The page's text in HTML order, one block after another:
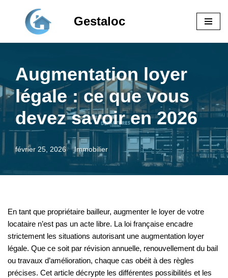
Gestaloc
Augmentation loyer
légale : ce que vous
devez savoir en 2026
février 25, 2026 Immobilier
En tant que propriétaire bailleur, augmenter le loyer de votre
locataire n’est pas un acte libre. La loi française encadre
strictement les situations autorisant une augmentation loyer
légale. Que ce soit par révision annuelle, renouvellement du bail
ou travaux d’amélioration, chaque cas obéit à des règles
précises. Cet article décrypte les différentes possibilités et les